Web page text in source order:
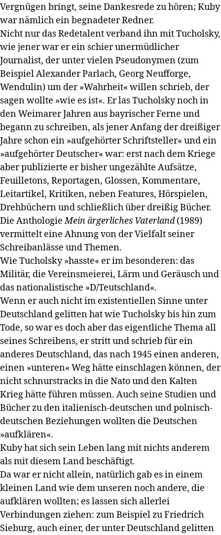
Vergnügen bringt, seine Dankesrede zu hören; Kuby
war nämlich ein begnadeter Redner.
Nicht nur das Redetalent verband ihn mit Tucholsky,
wie jener war er ein schier unermüdlicher
Journalist, der unter vielen Pseudonymen (zum
Beispiel Alexander Parlach, Georg Neufforge,
Wendulin) um der »Wahrheit« willen schrieb, der
sagen wollte »wie es ist«. Er las Tucholsky noch in
den Weimarer Jahren aus bayrischer Ferne und
begann zu schreiben, als jener Anfang der dreißiger
Jahre schon ein »aufgehörter Schriftsteller« und ein
»aufgehörter Deutscher« war: erst nach dem Kriege
aber publizierte er bisher ungezählte Aufsätze,
Feuilletons, Reportagen, Glossen, Kommentare,
Leitartikel, Kritiken, neben Features, Hörspielen,
Drehbüchern und schließlich über dreißig Bücher.
Die AnthologieMein ärgerliches Vaterland(1989)
vermittelt eine Ahnung von der Vielfalt seiner
Schreibanlässe und Themen.
Wie Tucholsky »hasste« er im besonderen: das
Militär, die Vereinsmeierei, Lärm und Geräusch und
das nationalistische »D/Teutschland«.
Wenn er auch nicht im existentiellen Sinne unter
Deutschland gelitten hat wie Tucholsky bis hin zum
Tode, so war es doch aber das eigentliche Thema all
seines Schreibens, er stritt und schrieb für ein
anderes Deutschland, das nach 1945 einen anderen,
einen »unteren« Weg hätte einschlagen können, der
nicht schnurstracks in die Nato und den Kalten
Krieg hätte führen müssen. Auch seine Studien und
Bücher zu den italienisch-deutschen und polnisch-
deutschen Beziehungen wollten die Deutschen
»aufklären«.
Kuby hat sich sein Leben lang mit nichts anderem
als mit diesem Land beschäftigt.
Da war er nicht allein, natürlich gab es in einem
kleinen Land wie dem unseren noch andere, die
aufklären wollten; es lassen sich allerlei
Verbindungen ziehen: zum Beispiel zu Friedrich
Sieburg, auch einer, der unter Deutschland gelitten